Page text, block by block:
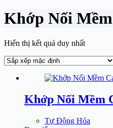
Khớp Nối
Hiển thị kết quả duy nhất
Khớp Nối Mềm
Tự Động Hóa